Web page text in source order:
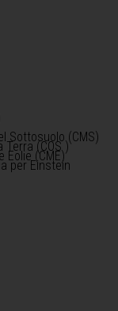
Sottosuolo (CMS)
Terra (COS )
Eolie (CME)
per Einstein